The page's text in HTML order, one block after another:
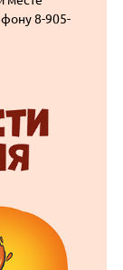
8-905-